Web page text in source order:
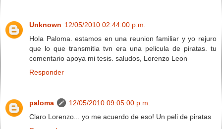
Unknown 12/05/2010 02:44:00 p.m.
Hola Paloma. estamos en una reunion familiar y yo rejuro
que lo que transmitia tvn era una pelicula de piratas. tu
comentario apoya mi tesis. saludos, Lorenzo Leon
Responder
paloma
12/05/2010 09:05:00 p.m.
Claro Lorenzo... yo me acuerdo de eso! Un peli de piratas